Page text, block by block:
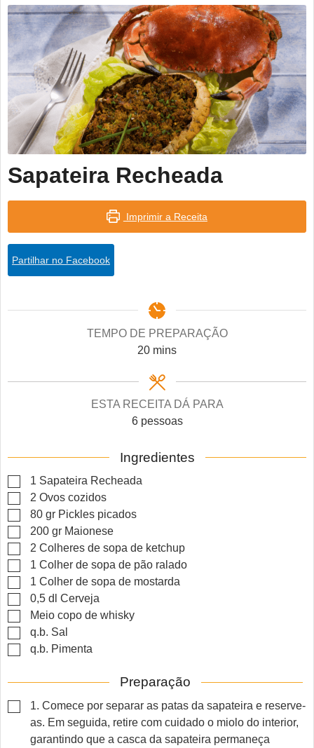
Sapateira Recheada
Imprimir a Receita
Partilhar no Facebook
TEMPO DE PREPARAÇÃO
20minutes
mins
ESTA RECEITA DÁ PARA
6 pessoas
Ingredientes
▢
1 Sapateira Recheada
▢
2 Ovos cozidos
▢
80 gr Pickles picados
▢
200 gr Maionese
▢
2 Colheres de sopa de ketchup
▢
1 Colher de sopa de pão ralado
▢
1 Colher de sopa de mostarda
▢
0,5 dl Cerveja
▢
Meio copo de whisky
▢
q.b. Sal
▢
q.b. Pimenta
Preparação
▢
1. Comece por separar as patas da sapateira e reserve-
as. Em seguida, retire com cuidado o miolo do interior,
garantindo que a casca da sapateira permaneça